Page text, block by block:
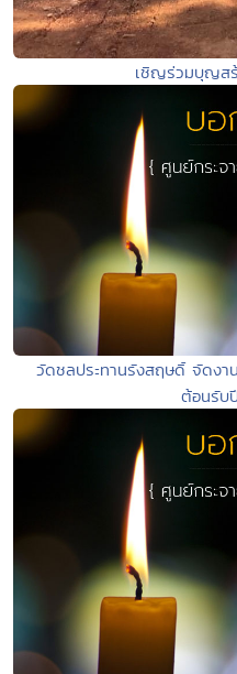
เชิญร่วมบุญสร้
วัดชลประทานรังสฤษดิ์ จัดง
ต้อนรับ